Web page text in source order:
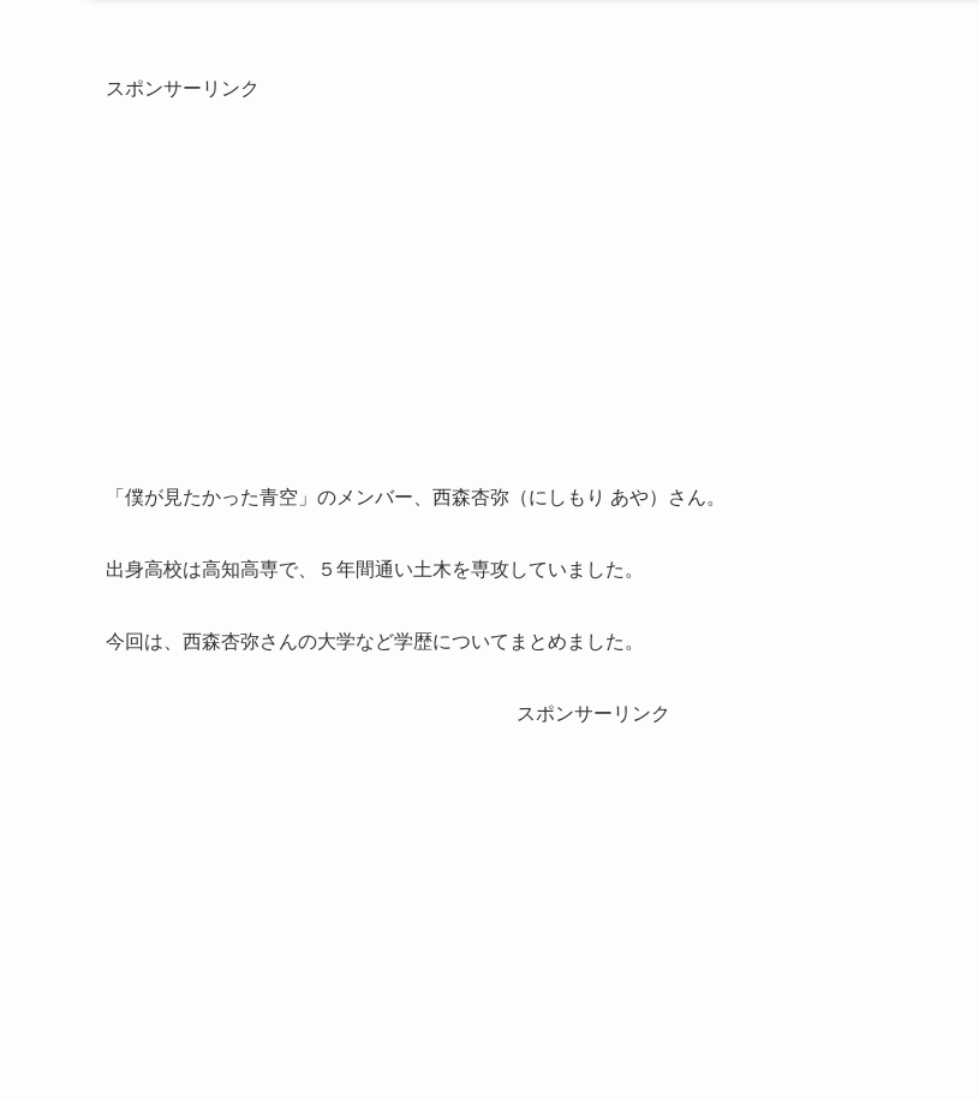
スポンサーリンク
「僕が見たかった青空」のメンバー、西森杏弥（にしもり あや）さん。
出身高校は高知高専で、５年間通い土木を専攻していました。
今回は、西森杏弥さんの大学など学歴についてまとめました。
スポンサーリンク